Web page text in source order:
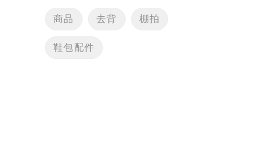
商品 去背 棚拍
鞋包配件